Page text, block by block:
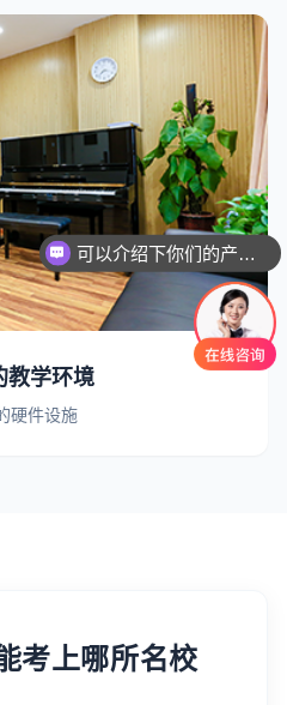
教学环境
硬件设施
考上哪所名校
你们是怎么收费的呢